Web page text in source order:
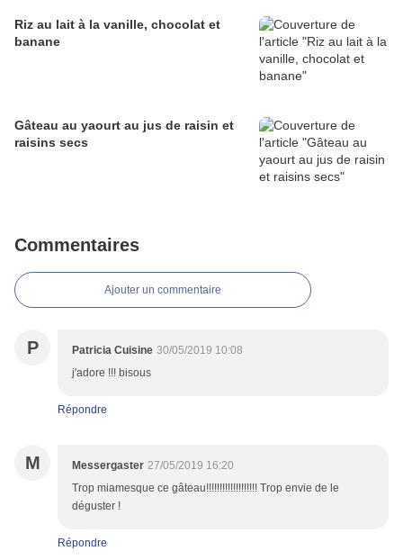
Riz au lait à la vanille, chocolat et
banane
Gâteau au yaourt au jus de raisin et
raisins secs
Commentaires
Ajouter un commentaire
P Patricia Cuisine 30/05/2019 10:08
j'adore !!! bisous
Répondre
M Messergaster 27/05/2019 16:20
Trop miamesque ce gâteau!!!!!!!!!!!!!!!!!!! Trop envie de le
déguster !
Répondre